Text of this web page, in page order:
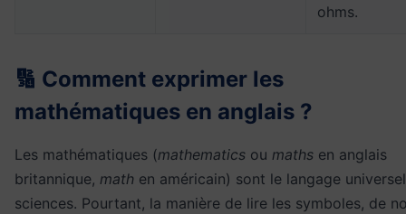
ohms.
🔢 Comment exprimer les
mathématiques en anglais ?
Les mathématiques (mathematics ou maths en anglais
britannique, math en américain) sont le langage
sciences. Pourtant, la manière de lire les symboles, de